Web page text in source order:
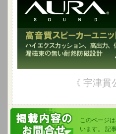
《 宇津
このページ
います。 記